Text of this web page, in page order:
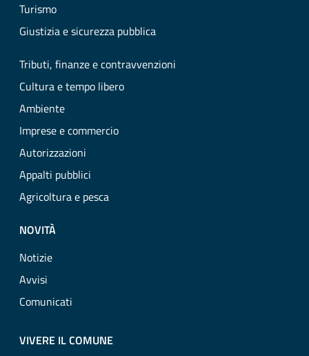
Turismo
Giustizia e sicurezza pubblica
Tributi, finanze e contravvenzioni
Cultura e tempo libero
Ambiente
Imprese e commercio
Autorizzazioni
Appalti pubblici
Agricoltura e pesca
NOVITÀ
Notizie
Avvisi
Comunicati
VIVERE IL COMUNE